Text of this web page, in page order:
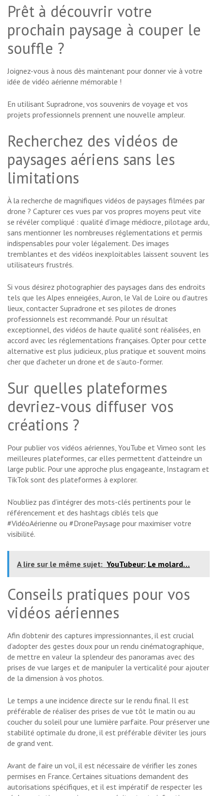
Prêt à découvrir votre
prochain paysage à couper le
souffle ?
Joignez-vous à nous dès maintenant pour donner vie à votre
idée de vidéo aérienne mémorable !
En utilisant Supradrone, vos souvenirs de voyage et vos
projets professionnels prennent une nouvelle ampleur.
Recherchez des vidéos de
paysages aériens sans les
limitations
À la recherche de magnifiques vidéos de paysages filmées par
drone ? Capturer ces vues par vos propres moyens peut vite
se révéler compliqué : qualité d’image médiocre, pilotage ardu,
sans mentionner les nombreuses réglementations et permis
indispensables pour voler légalement. Des images
tremblantes et des vidéos inexploitables laissent souvent les
utilisateurs frustrés.
Si vous désirez photographier des paysages dans des endroits
tels que les Alpes enneigées, Auron, le Val de Loire ou d’autres
lieux, contacter Supradrone et ses pilotes de drones
professionnels est recommandé. Pour un résultat
exceptionnel, des vidéos de haute qualité sont réalisées, en
accord avec les réglementations françaises. Opter pour cette
alternative est plus judicieux, plus pratique et souvent moins
cher que d’acheter un drone et de s’auto-former.
Sur quelles plateformes
devriez-vous diffuser vos
créations ?
Pour publier vos vidéos aériennes, YouTube et Vimeo sont les
meilleures plateformes, car elles permettent d’atteindre un
large public. Pour une approche plus engageante, Instagram et
TikTok sont des plateformes à explorer.
N’oubliez pas d’intégrer des mots-clés pertinents pour le
référencement et des hashtags ciblés tels que
#VidéoAérienne ou #DronePaysage pour maximiser votre
visibilité.
A lire sur le même sujet: YouTubeur; Le molard…
Conseils pratiques pour vos
vidéos aériennes
Afin d’obtenir des captures impressionnantes, il est crucial
d’adopter des gestes doux pour un rendu cinématographique,
de mettre en valeur la splendeur des panoramas avec des
prises de vue larges et de manipuler la verticalité pour ajouter
de la dimension à vos photos.
Le temps a une incidence directe sur le rendu final. Il est
préférable de réaliser des prises de vue tôt le matin ou au
coucher du soleil pour une lumière parfaite. Pour préserver une
stabilité optimale du drone, il est préférable d’éviter les jours
de grand vent.
Avant de faire un vol, il est nécessaire de vérifier les zones
permises en France. Certaines situations demandent des
autorisations spécifiques, et il est impératif de respecter les